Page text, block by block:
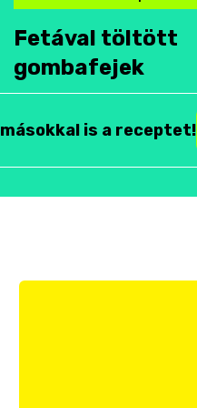
Fetával töltött
gombafejek
is a receptet!